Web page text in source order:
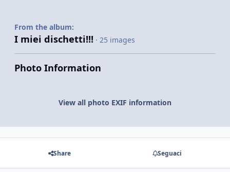
From the album:
I miei dischetti!!! · 25 images
Photo Information
View all photo EXIF information
Share Seguaci